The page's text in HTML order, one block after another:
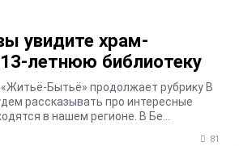
увидите храм-
летнюю библиотеку
Бытьё» продолжает рубрику В
рассказывать про интересные
в нашем регионе. В Бе...
81